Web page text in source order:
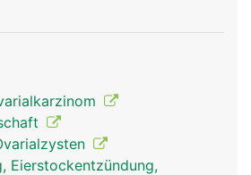
Follikel enthält eine
im gebärfähigen Alter stossen
Monat eine Eizelle aus, was
bezeichnet wird.
Eierstockentzündung,